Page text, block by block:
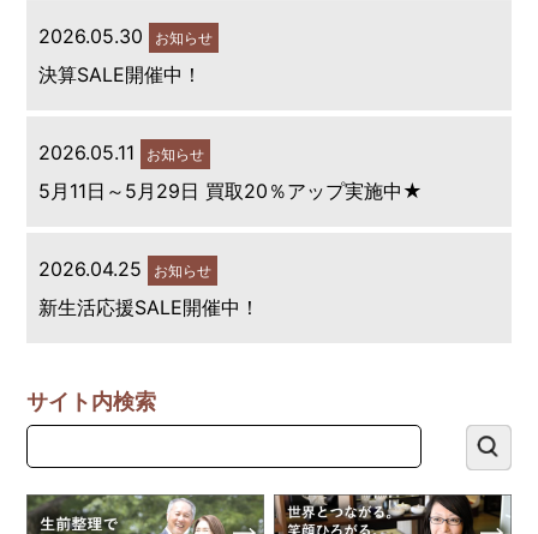
2026.05.30 お知らせ
決算SALE開催中！
2026.05.11 お知らせ
5月11日～5月29日 買取20％アップ実施中★
2026.04.25 お知らせ
新生活応援SALE開催中！
サイト内検索